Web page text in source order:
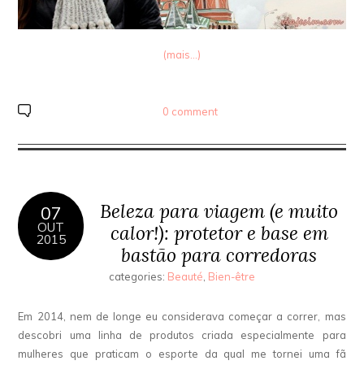
(mais…)
0 comment
07
OUT
2015
Beleza para viagem (e muito
calor!): protetor e base em
bastão para corredoras
categories: Beauté, Bien-être
Em 2014, nem de longe eu considerava começar a correr, mas
descobri uma linha de produtos criada especialmente para
mulheres que praticam o esporte da qual me tornei uma fã